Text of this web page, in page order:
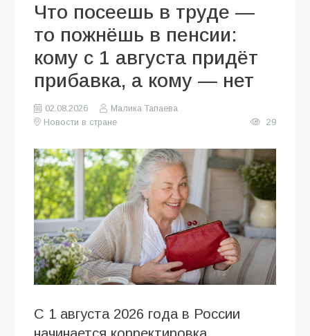
Что посеешь в труде —
то пожнёшь в пенсии:
кому с 1 августа придёт
прибавка, а кому — нет
02.08.2026
Малика Тапаева
Новости в стране
29
С 1 августа 2026 года в России
начинается корректировка